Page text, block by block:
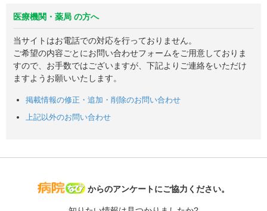
医療機関・薬局 の方へ
当サイトはお電話での対応を行っておりません。
ご希望の内容ごとにお問い合わせフォームをご用意しておりま
すので、お手数ではございますが、下記よりご連絡をいただけ
ますようお願いいたします。
掲載情報の修正・追加・削除のお問い合わせ
上記以外のお問い合わせ
病院なび
からのアンケートにご協力ください。